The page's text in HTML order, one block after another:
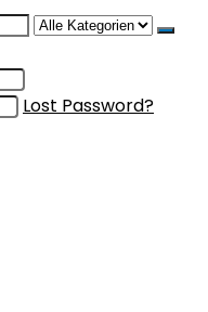
Lost Password?